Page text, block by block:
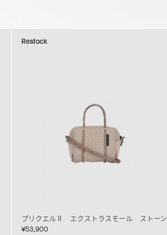
Restock
Restock
プリクエルⅡ エクストラスモール ストーン
¥53,900